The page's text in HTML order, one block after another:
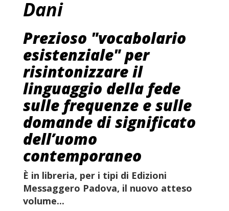
Dani
Prezioso "vocabolario
esistenziale" per
risintonizzare il
linguaggio della fede
sulle frequenze e sulle
domande di significato
dell’uomo
contemporaneo
È in libreria, per i tipi di Edizioni
Messaggero Padova, il nuovo atteso
volume...